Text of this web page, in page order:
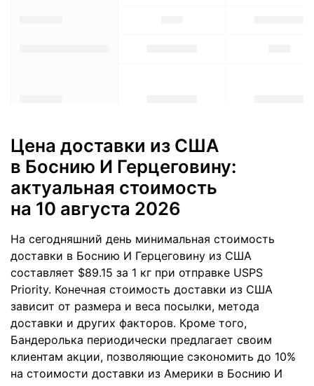
Цена доставки из США
в Боснию И Герцеговину:
актуальная стоимость
на 10 августа 2026
На сегодняшний день минимальная стоимость
доставки в Боснию И Герцеговину из США
составляет $89.15 за 1 кг при отправке USPS
Priority. Конечная стоимость доставки из США
зависит от размера и веса посылки, метода
доставки и других факторов. Кроме того,
Бандеролька периодически предлагает своим
клиентам акции, позволяющие сэкономить до 10%
на стоимости доставки из Америки в Боснию И